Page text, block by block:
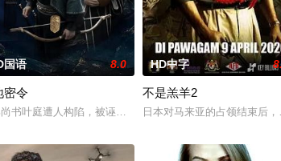
影让观众意识到毒品的可怕，着重塑造了缉毒警察在危险
帮强拆工厂压榨劳工，叶问挺身仗义执言，遭多方联手构
国语 8.0
密令
尚书叶庭遭人构陷，被诬私贪国库银两，身陷囹圄在即，
HD中字
不是羔羊2
日本对马来亚的占领结束后